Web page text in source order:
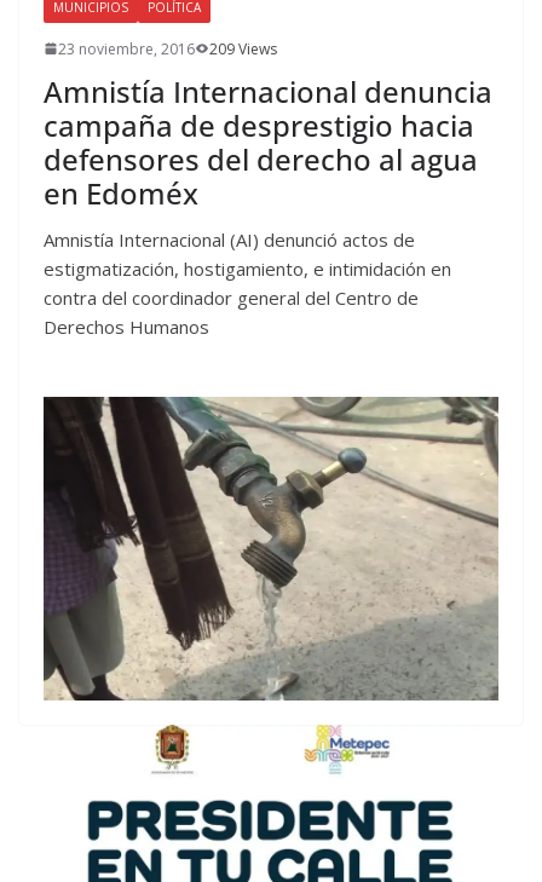
MUNICIPIOS POLÍTICA
23 noviembre, 2016 209 Views
Amnistía Internacional denuncia
campaña de desprestigio hacia
defensores del derecho al agua
en Edoméx
Amnistía Internacional (AI) denunció actos de
estigmatización, hostigamiento, e intimidación en
contra del coordinador general del Centro de
Derechos Humanos